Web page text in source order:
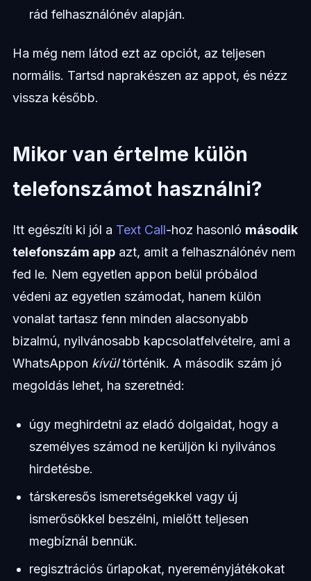
rád felhasználónév alapján.
Ha még nem látod ezt az opciót, az teljesen
normális. Tartsd naprakészen az appot, és nézz
vissza később.
Mikor van értelme külön
telefonszámot használni?
Itt egészíti ki jól a Text Call-hoz hasonló második
telefonszám appazt, amit a felhasználónév nem
fed le. Nem egyetlen appon belül próbálod
védeni az egyetlen számodat, hanem külön
vonalat tartasz fenn minden alacsonyabb
bizalmú, nyilvánosabb kapcsolatfelvételre, ami a
WhatsAppon kívültörténik. A második szám jó
megoldás lehet, ha szeretnéd:
úgy meghirdetni az eladó dolgaidat, hogy a
személyes számod ne kerüljön ki nyilvános
hirdetésbe.
társkeresős ismeretségekkel vagy új
ismerősökkel beszélni, mielőtt teljesen
megbíznál bennük.
regisztrációs űrlapokat, nyereményjátékokat